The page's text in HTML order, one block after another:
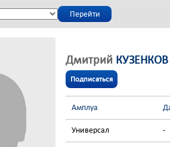
Дмитрий КУЗЕНКОВ
Подписаться
Амплуа
Универсал -